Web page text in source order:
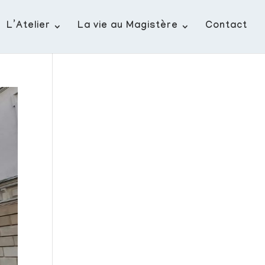
L’Atelier La vie au Magistère Contact